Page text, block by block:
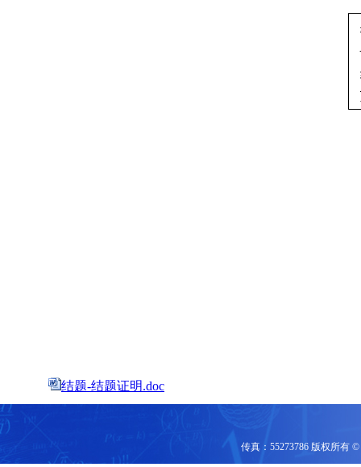
结题-结题证明.doc
传真：55273786 版权所有